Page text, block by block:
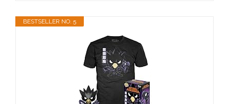
BESTSELLER NO. 5